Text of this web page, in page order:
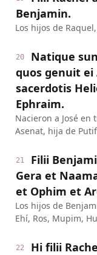
Benjamin.
Los hijos de
20
Natique
quos genuit
sacerdotis
Ephraim.
Nacieron a José
Asenat, hija de
21
Filii
Gera et
et Ophim et
Los hijos de
Ehí, Ros, Mupim,
22
Hi filii